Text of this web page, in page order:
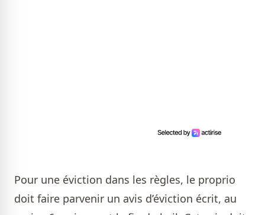
Pour une éviction dans les règles, le proprio
doit faire parvenir un avis d’éviction écrit, au